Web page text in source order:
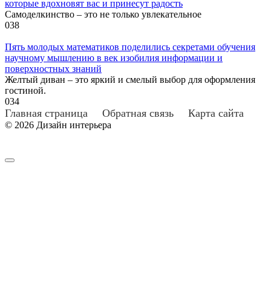
которые вдохновят вас и принесут радость
Самоделкинство – это не только увлекательное
038
Пять молодых математиков поделились секретами обучения
научному мышлению в век изобилия информации и
поверхностных знаний
Желтый диван – это яркий и смелый выбор для оформления
гостиной.
034
Главная страница Обратная связь Карта сайта
© 2026 Дизайн интерьера